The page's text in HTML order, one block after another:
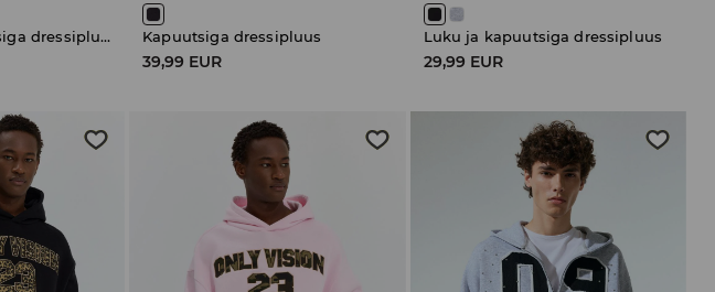
Trükisega kapuutsiga dressipluus Kapuutsiga dressipluus
39,99 EUR
Luku ja kapuutsiga dressipluus
29,99 EUR